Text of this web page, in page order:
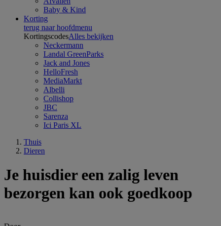
Baby & Kind
Korting
terug naar hoofdmenu
KortingscodesAlles bekijken
Neckermann
Landal GreenParks
Jack and Jones
HelloFresh
MediaMarkt
Albelli
Collishop
JBC
Sarenza
Ici Paris XL
Thuis
Dieren
Je huisdier een zalig leven
bezorgen kan ook goedkoop